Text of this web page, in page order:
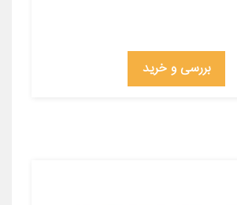
بررسی و خرید